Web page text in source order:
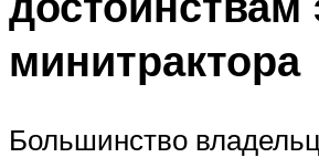
минитрактора
Большинство